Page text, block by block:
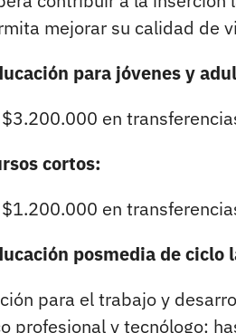
mejorar su calidad de
para jóvenes y
en
cortos:
en
posmedia de ciclo
para el trabajo y
profesional y tecnólogo: